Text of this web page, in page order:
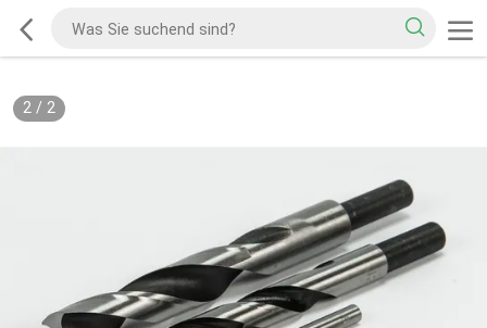
2/ 2